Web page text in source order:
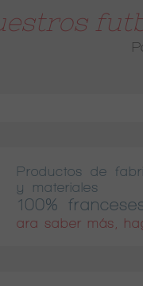
Productos de
y materiales
100%
ara saber más,